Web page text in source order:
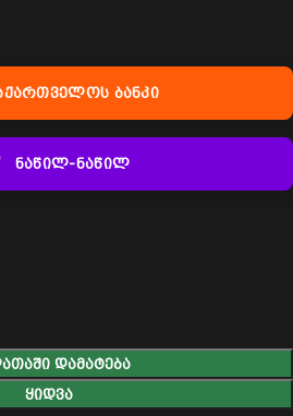
ბანკი
ნაწილ-ნაწილ
ᲓᲐᲛᲐᲢᲔᲑᲐ
ᲧᲘᲓᲕᲐ